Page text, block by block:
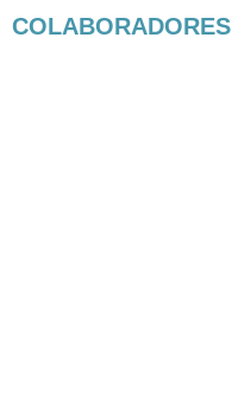
COLABORADORES